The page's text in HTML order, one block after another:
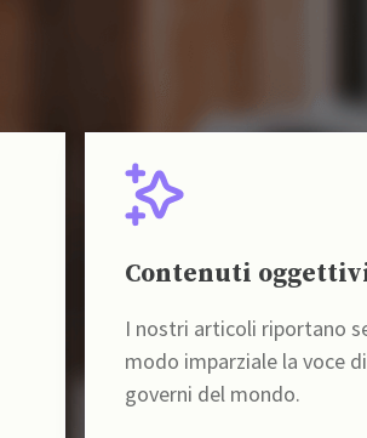
Contenuti
I nostri articoli riportano
modo imparziale la voce
governi del mondo.